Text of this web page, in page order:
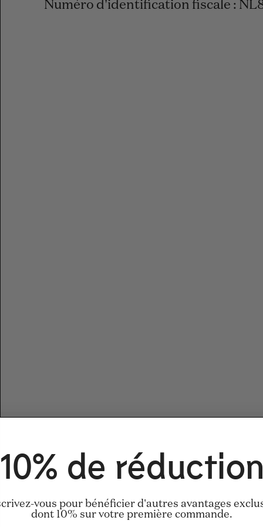
Numéro d'identification fiscale :
de réduction
vous pour bénéficier d'autres avantages
dont 10% sur votre première commande.